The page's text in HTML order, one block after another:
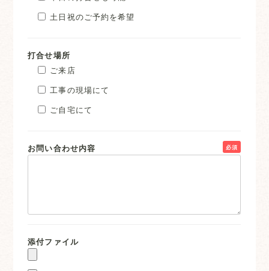
土日祝のご予約を希望
打合せ場所
ご来店
工事の現場にて
ご自宅にて
お問い合わせ内容 必須
添付ファイル